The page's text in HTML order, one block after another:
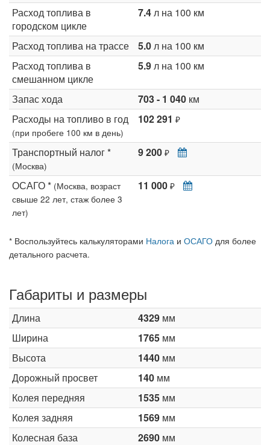
Расход топлива в
городском цикле
7.4л на 100 км
Расход топлива на трассе 5.0л на 100 км
Расход топлива в
смешанном цикле
5.9л на 100 км
Запас хода 703 - 1 040 км
Расходы на топливо в год
(при пробеге 100 км в день)
102 291 ₽
Транспортный налог *
(Москва)
9 200 ₽
ОСАГО * (Москва, возраст
свыше 22 лет, стаж более 3
лет)
11 000 ₽
* Воспользуйтесь калькуляторами Налога и ОСАГО для более
детального расчета.
Габариты и размеры
Длина 4329 мм
Ширина
1765 мм
Высота
1440 мм
Дорожный просвет
140 мм
Колея передняя
1535 мм
Колея задняя
1569 мм
Колесная база
2690 мм